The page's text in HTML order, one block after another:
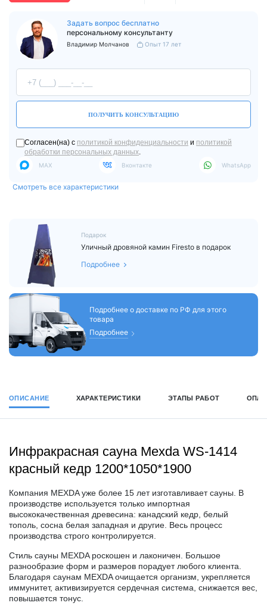
Задать вопрос бесплатно
персональному консультанту
Владимир Молчанов Опыт 17 лет
ПОЛУЧИТЬ КОНСУЛЬТАЦИЮ
Согласен(на) с политикой конфиденциальности и политикой
обработки персональных данных.
MAX Вконтакте WhatsApp
Смотреть все характеристики
Подарок
Уличный дровяной камин Firesto в подарок
Подробнее
Подробнее о доставке по РФ для этого
товара
Подробнее
ОПИСАНИЕ ХАРАКТЕРИСТИКИ ЭТАПЫ РАБОТ
Инфракрасная сауна Mexda WS-1414
красный кедр 1200*1050*1900
Компания MEXDAуже более 15 лет изготавливает сауны. В
производстве используется только импортная
высококачественная древесина: канадский кедр, белый
тополь, сосна белая западная и другие. Весь процесс
производства строго контролируется.
Стиль сауны MEXDAроскошен и лаконичен. Большое
разнообразие форм и размеров порадует любого клиента.
Благодаря саунам MEXDAочищается организм, укрепляется
иммунитет, активизируется сердечная система, снижается вес,
повышается тонус.